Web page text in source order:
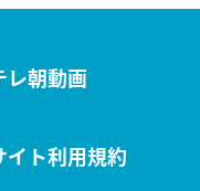
レ朝動画
イト利用規約